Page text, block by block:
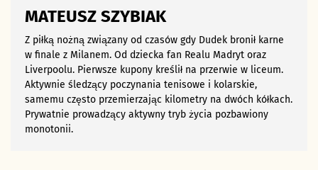
MATEUSZ SZYBIAK
Z piłką nożną związany od czasów gdy Dudek bronił karne
w finale z Milanem. Od dziecka fan Realu Madryt oraz
Liverpoolu. Pierwsze kupony kreślił na przerwie w liceum.
Aktywnie śledzący poczynania tenisowe i kolarskie,
samemu często przemierzając kilometry na dwóch kółkach.
Prywatnie prowadzący aktywny tryb życia pozbawiony
monotonii.